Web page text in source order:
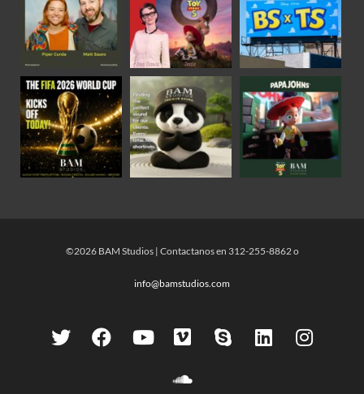
©2026 BAM Studios | Contactanos en 312-255-8862 o
info@bamstudios.com